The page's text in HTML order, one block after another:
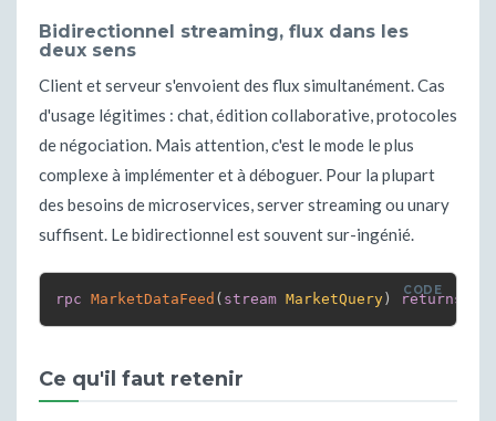
Bidirectionnel streaming, flux dans les
deux sens
Client et serveur s'envoient des flux simultanément. Cas
d'usage légitimes : chat, édition collaborative, protocoles
de négociation. Mais attention, c'est le mode le plus
complexe à implémenter et à déboguer. Pour la plupart
des besoins de microservices, server streaming ou unary
suffisent. Le bidirectionnel est souvent sur-ingénié.
rpc MarketDataFeed ( stream MarketQuery) returns
Ce qu'il faut retenir